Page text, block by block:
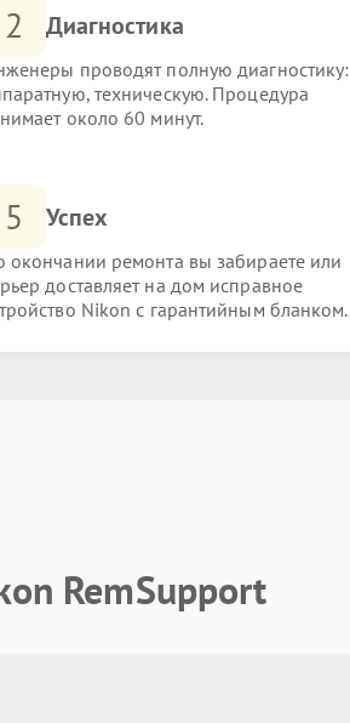
2 Диагностика
проводят полную диагностику:
техническую. Процедура
около 60 минут.
5 Успех
окончании ремонта вы забираете или
доставляет на дом исправное
Nikon с гарантийным бланком.
RemSupport